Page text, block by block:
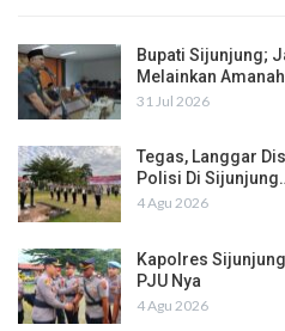
Bupati Sijunjung;
Melainkan
31 Jul 2026
Tegas, Langgar
Polisi Di
4 Agu 2026
Kapolres
PJU Nya
4 Agu 2026